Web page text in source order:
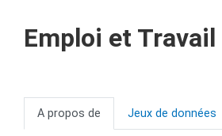
Emploi et Travail
A propos de Jeux de données